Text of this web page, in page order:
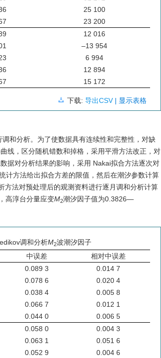
25 100
23 200
12 016
–13 954
6 994
12 894
15 172
下载:导出CSV | 显示表格
和分析。为了使数据具有连续性和完整性，对缺
线，区分随机错数和掉格，采用平滑方法改正，对
据对分析结果的影响，采用 Nakai拟合方法逐次对
计方法给出拟合方差的限值，然后在潮汐参数计算
方法对预处理后的观测资料进行逐月调和分析计算
高淳台分量应变M2潮汐因子值为0.3826—
调和分析M2波潮汐因子
中误差 相对中误差
0.089 3
0.014 7
0.078 6
0.020 4
0.038 4
0.005 8
0.066 7
0.012 1
0.044 0 0.006 5
0.058 0
0.004 3
0.063 1
0.051 6
0.052 9 0.004 6